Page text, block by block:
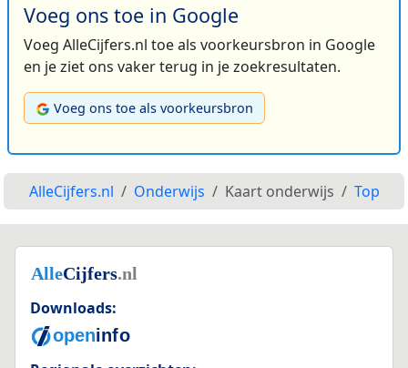
Voeg ons toe in Google
Voeg AlleCijfers.nl toe als voorkeursbron in Google
en je ziet ons vaker terug in je zoekresultaten.
Voeg ons toe als voorkeursbron
AlleCijfers.nl Onderwijs Kaart onderwijs Top
Downloads: